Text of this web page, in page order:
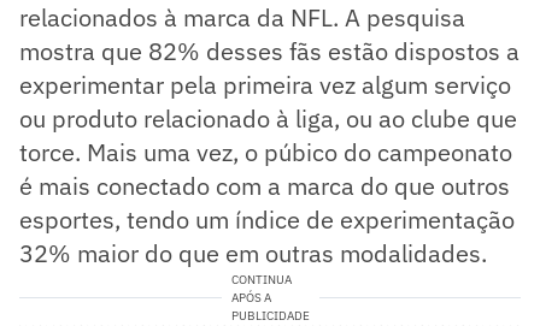
relacionados à marca da NFL. A pesquisa
mostra que 82% desses fãs estão dispostos a
experimentar pela primeira vez algum serviço
ou produto relacionado à liga, ou ao clube que
torce. Mais uma vez, o púbico do campeonato
é mais conectado com a marca do que outros
esportes, tendo um índice de experimentação
32% maior do que em outras modalidades.
CONTINUA
APÓS A
PUBLICIDADE